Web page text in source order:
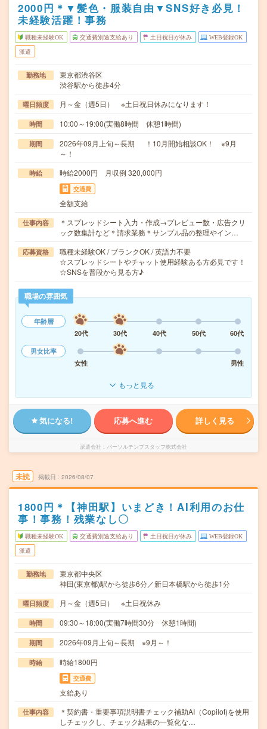
2000円＊▼髪色・服装自由▼SNS好き必見！
未経験活躍！事務
職種未経験OK 交通費別途支給あり 土日祝日が休み WEB登録OK
派遣
勤務地
東京都渋谷区
渋谷駅から徒歩4分
曜日頻度 月～金（週5日） ※土日祝日休みになります！
時間 10:00～19:00(実働8時間 休憩1時間)
期間
2026年09月上旬～長期 ！10月開始相談OK！ ※9月
～！
時給 時給2000円 月収例 320,000円
交通費
全額支給
仕事内容
＊スプレッドシート入力・作成→プレビュー数・広告クリ
ック数集計など＊請求業務＊サンプル品の整理やイン…
応募資格
職種未経験OK / ブランクOK / 英語力不要
☆スプレッドシートやチャット使用経験ある方必見です！
☆SNSを普段から見る方♪
職場の雰囲気
年齢層
20代
30代 40代 50代
60代
男女比率
女性
男性
もっと見る
気になる! 応募へ進む 詳しく見る
派遣会社 パーソルテンプスタッフ株式会社
未読 掲載日 2026/08/07
1800円＊【神田駅】いまどき！AI利用のお仕
事！事務！残業なし〇
職種未経験OK 交通費別途支給あり 土日祝日が休み WEB登録OK
派遣
勤務地
東京都中央区
神田(東京都)駅から徒歩6分／新日本橋駅から徒歩1分
曜日頻度 月～金（週5日） ※土日祝休み
時間 09:30～18:00(実働7時間30分 休憩1時間)
期間 2026年09月上旬～長期 ※9月～！
時給 時給1800円
交通費
支給あり
仕事内容
＊契約書・重要事項説明書チェック補助AI（Copilot)を使用
しチェックし、チェック結果の一覧化な…